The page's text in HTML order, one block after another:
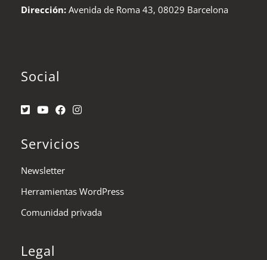
Dirección: Avenida de Roma 43, 08029 Barcelona
Social
Servicios
Newsletter
Herramientas WordPress
Comunidad privada
Legal